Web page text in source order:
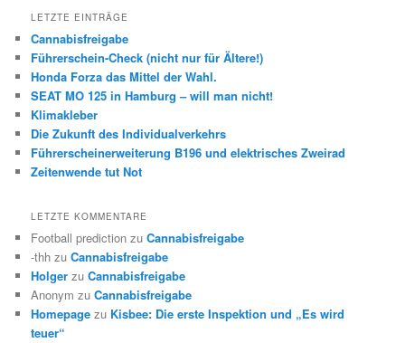
LETZTE EINTRÄGE
Cannabisfreigabe
Führerschein-Check (nicht nur für Ältere!)
Honda Forza das Mittel der Wahl.
SEAT MO 125 in Hamburg – will man nicht!
Klimakleber
Die Zukunft des Individualverkehrs
Führerscheinerweiterung B196 und elektrisches Zweirad
Zeitenwende tut Not
LETZTE KOMMENTARE
Football prediction zuCannabisfreigabe
-thh zuCannabisfreigabe
Holger zuCannabisfreigabe
Anonym zuCannabisfreigabe
Homepage zu Kisbee: Die erste Inspektion und „Es wird
teuer“